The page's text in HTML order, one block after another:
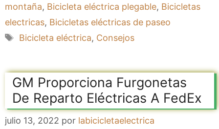
montaña, Bicicleta eléctrica plegable, Bicicletas
electricas, Bicicletas eléctricas de paseo
Etiquetas
Bicicleta eléctrica, Consejos
GM Proporciona Furgonetas
De Reparto Eléctricas A FedEx
julio 13, 2022 por labicicletaelectrica